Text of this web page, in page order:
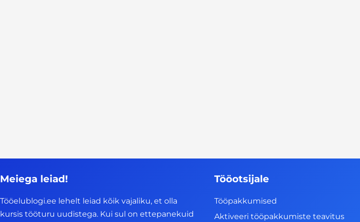
Meiega leiad!
Tööelublogi.ee lehelt leiad kõik vajaliku, et olla
kursis tööturu uudistega. Kui sul on ettepanekuid
Tööotsijale
Tööpakkumised
Aktiveeri tööpakkumiste teavitus